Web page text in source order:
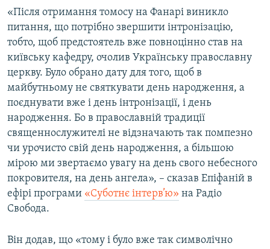
«Після отримання томосу на Фанарі виникло
питання, що потрібно звершити інтронізацію,
тобто, щоб предстоятель вже повноцінно став на
київську кафедру, очолив Українську православну
церкву. Було обрано дату для того, щоб в
майбутньому не святкувати день народження, а
поєднувати вже і день інтронізації, і день
народження. Бо в православній традиції
священнослужителі не відзначають так помпезно
чи урочисто свій день народження, а більшою
мірою ми звертаємо увагу на день свого небесного
покровителя, на день ангела», – сказав Епіфаній в
ефірі програми «Суботнє інтерв’ю» на Радіо
Свобода.
Він додав, що «тому і було вже так символічно